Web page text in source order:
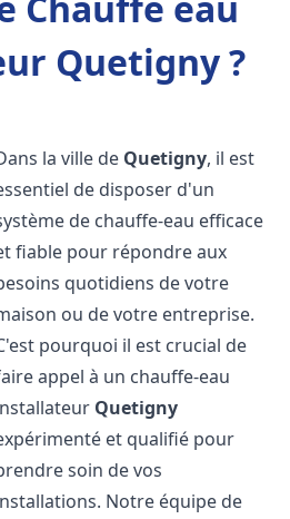
Quetigny ?
la ville de Quetigny, il est
de disposer d'un
de chauffe-eau efficace
fiable pour répondre aux
quotidiens de votre
ou de votre entreprise.
pourquoi il est crucial de
appel à un chauffe-eau
Quetigny
et qualifié pour
soin de vos
Notre équipe de